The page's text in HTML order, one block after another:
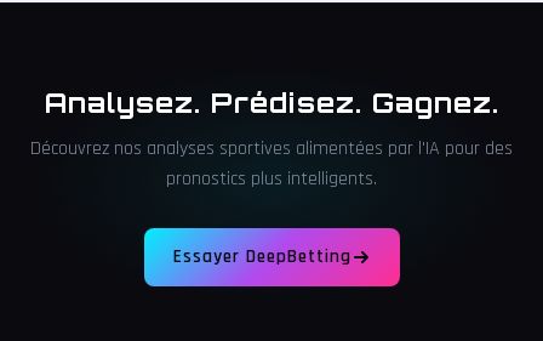
Analysez. Prédisez. Gagnez.
Découvrez nos analyses sportives alimentées par l'IA pour des
pronostics plus intelligents.
Essayer DeepBetting